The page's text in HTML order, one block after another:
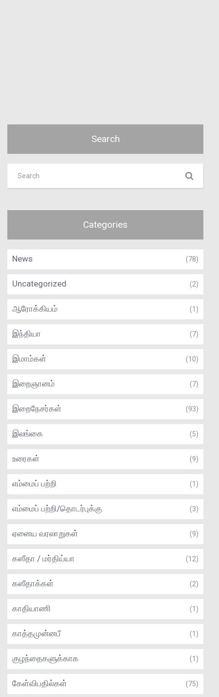
Search
Categories
News (78)
Uncategorized (2)
ஆரோக்கியம் (1)
இந்தியா (7)
இமாம்கள் (10)
இறைஞானம் (7)
இறைநேசர்கள் (93)
இலங்கை (5)
உரைகள் (9)
எம்மைப் பற்றி (1)
எம்மைப் பற்றி/தொடர்புக்கு (3)
ஏனைய வரலாறுகள் (9)
கஸீதா / மர்திய்யா (12)
கஸீதாக்கள் (2)
காதியாணி (1)
காத்தமுன்னபீ (1)
குழந்தைகளுக்காக (1)
கேள்விபதில்கள் (75)